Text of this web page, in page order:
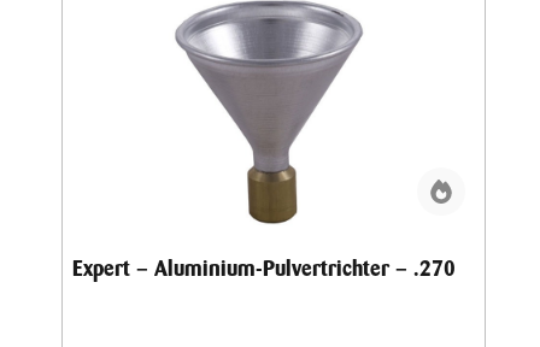
Expert – Aluminium-Pulvertrichter – .270